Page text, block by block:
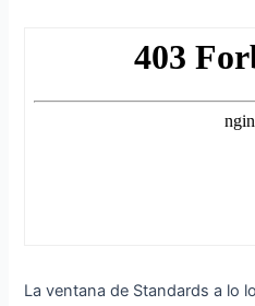
La ventana de Standards a lo